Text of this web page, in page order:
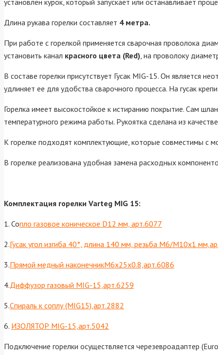
установлен курок, который запускает или останавливает
Длина рукава горелки составляет 4 метра.
При работе с горелкой применяется сварочная проволока
установить канал красного цвета (Red), на проволоку
В составе горелки присутствует Гусак MIG-15. Он является
удлиняет ее для удобства сварочного процесса. На гусак
Горелка имеет высокостойкое к истиранию покрытие. Сам
температурного режима работы. Рукоятка сделана из
К горелке подходят комплектующие, которые совместимы с
В горелке реализована удобная замена расходных
Комплектация горелки Varteg MIG 15:
1. Сопло газовое коническое D12 мм, арт.6077
2.Гусак угол изгиба 40°, длина 140 мм, резьба М6/М10х1
3.Прямой медный наконечникМ6х25х0.8,арт.6086
4.Диффузор газовый MIG-15,арт.6259
5.Спираль к соплу (MIG15),арт.2882
6. ИЗОЛЯТОР MIG-15,арт.5042
Подключение горелки осуществляется черезевроадаптер